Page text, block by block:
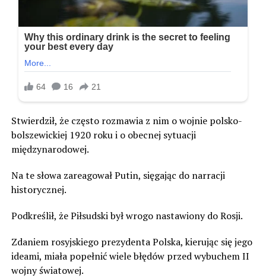
Stwierdził, że często rozmawia z nim o wojnie polsko-
bolszewickiej 1920 roku i o obecnej sytuacji
międzynarodowej.
Na te słowa zareagował Putin, sięgając do narracji
historycznej.
Podkreślił, że Piłsudski był wrogo nastawiony do Rosji.
Zdaniem rosyjskiego prezydenta Polska, kierując się jego
ideami, miała popełnić wiele błędów przed wybuchem II
wojny światowej.